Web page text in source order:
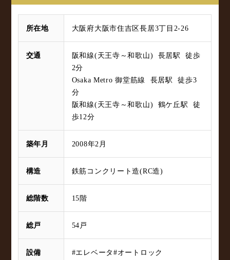
所在地 大阪府大阪市住吉区長居3丁目2-26
交通
阪和線(天王寺～和歌山) 長居駅 徒歩
2分
Osaka Metro 御堂筋線 長居駅 徒歩3
分
阪和線(天王寺～和歌山) 鶴ケ丘駅 徒
歩12分
築年月 2008年2月
構造 鉄筋コンクリート造(RC造)
総階数 15階
総戸 54戸
設備 #エレベータ#オートロック